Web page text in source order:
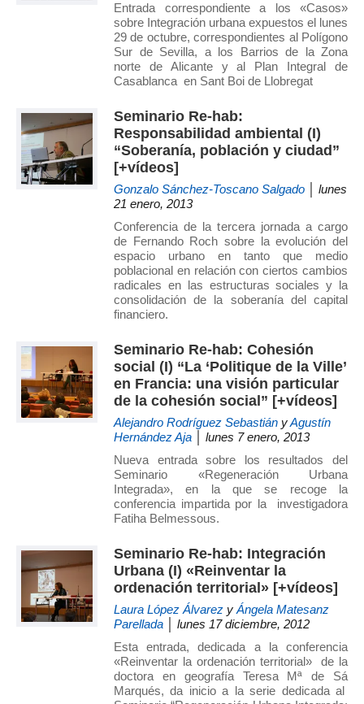
Entrada correspondiente a los «Casos»
sobre Integración urbana expuestos el lunes
29 de octubre, correspondientes al Polígono
Sur de Sevilla, a los Barrios de la Zona
norte de Alicante y al Plan Integral de
Casablanca en Sant Boi de Llobregat
Seminario Re-hab:
Responsabilidad ambiental (I)
“Soberanía, población y ciudad”
[+vídeos]
Gonzalo Sánchez-Toscano Salgado │ lunes
21 enero, 2013
Conferencia de la tercera jornada a cargo
de Fernando Roch sobre la evolución del
espacio urbano en tanto que medio
poblacional en relación con ciertos cambios
radicales en las estructuras sociales y la
consolidación de la soberanía del capital
financiero.
Seminario Re-hab: Cohesión
social (I) “La ‘Politique de la Ville’
en Francia: una visión particular
de la cohesión social” [+vídeos]
Alejandro Rodríguez Sebastián yAgustín
Hernández Aja │ lunes 7 enero, 2013
Nueva entrada sobre los resultados del
Seminario «Regeneración Urbana
Integrada», en la que se recoge la
conferencia impartida por la investigadora
Fatiha Belmessous.
Seminario Re-hab: Integración
Urbana (I) «Reinventar la
ordenación territorial» [+vídeos]
Laura López Álvarez y Ángela Matesanz
Parellada │ lunes 17 diciembre, 2012
Esta entrada, dedicada a la conferencia
«Reinventar la ordenación territorial» de la
doctora en geografía Teresa Mª de Sá
Marqués, da inicio a la serie dedicada al